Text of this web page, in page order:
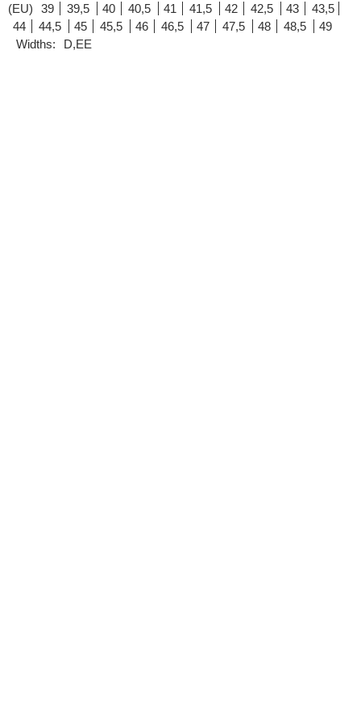
(EU) 39 39,5 40 40,5 41 41,5 42 42,5 43
43,5
44
44,5 45 45,5 46 46,5 47 47,5 48 48,5
49
Widths:
D,EE